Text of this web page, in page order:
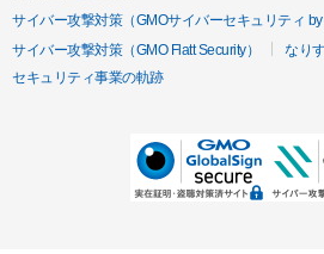
サイバー攻撃対策（GMOサイバーセキュリティ by
サイバー攻撃対策（GMO Flatt Security）
なり
セキュリティ事業の軌跡